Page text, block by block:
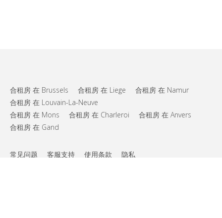
合租房 在 Brussels 合租房 在 Liege
合租房 在 Namur
合租房 在 Louvain-La-Neuve
合租房 在 Mons
合租房 在 Charleroi
合租房 在 Anvers
合租房 在 Gand
常见问题 客服支持 使用条款 隐私